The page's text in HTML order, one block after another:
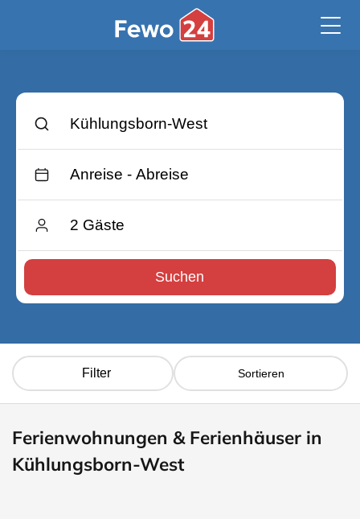
Suchen
Filter Sortieren
Ferienwohnungen & Ferienhäuser in
Kühlungsborn-West